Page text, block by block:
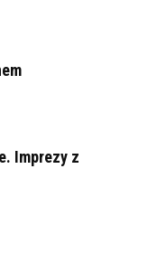
Imprezy z